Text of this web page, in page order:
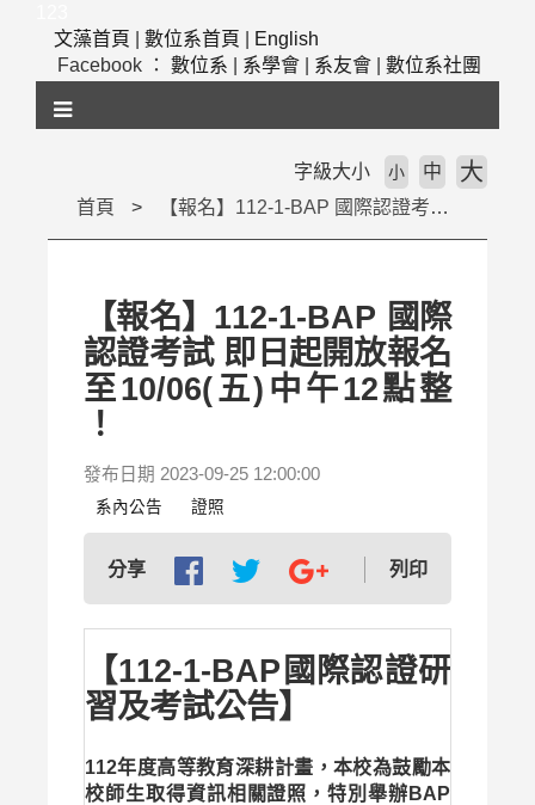
文藻首頁
數位系首頁
English
Facebook ： 數位系 系學會 系友會 數位系社團
首頁 【報名】112-1-BAP 國際認證考試 即日起開放報名至10/06(五)中午12點整 ！
字級大小 小 中 大
【報名】112-1-BAP 國際
認證考試 即日起開放報名
至10/06(五)中午12點整
！
發布日期 2023-09-25 12:00:00
系內公告 證照
分享 列印
【112-1-BAP國際認證研
習及考試公告】
112年度高等教育深耕計畫，本校為鼓勵本
校師生取得資訊相關證照，特別舉辦BAP